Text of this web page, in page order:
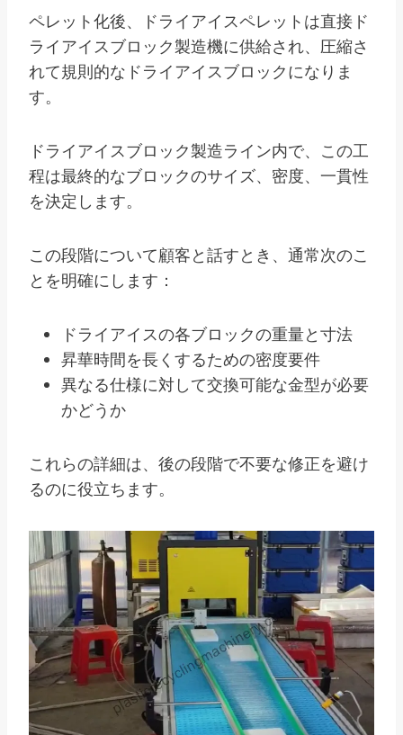
ペレット化後、ドライアイスペレットは直接ド
ライアイスブロック製造機に供給され、圧縮さ
れて規則的なドライアイスブロックになりま
す。
ドライアイスブロック製造ライン内で、この工
程は最終的なブロックのサイズ、密度、一貫性
を決定します。
この段階について顧客と話すとき、通常次のこ
とを明確にします：
ドライアイスの各ブロックの重量と寸法
昇華時間を長くするための密度要件
異なる仕様に対して交換可能な金型が必要
かどうか
これらの詳細は、後の段階で不要な修正を避け
るのに役立ちます。